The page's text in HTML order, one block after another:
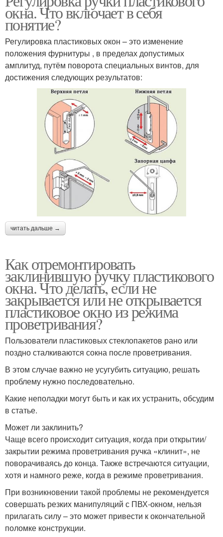
окна. Что включает в себя
понятие?
Регулировка пластиковых окон – это изменение
положения фурнитуры , в пределах допустимых
амплитуд, путём поворота специальных винтов, для
достижения следующих результатов:
читать дальше →
Как отремонтировать
заклинившую ручку пластикового
окна. Что делать, если не
закрывается или не открывается
пластиковое окно из режима
проветривания?
Пользователи пластиковых стеклопакетов рано или
поздно сталкиваются сокна после проветривания.
В этом случае важно не усугубить ситуацию, решать
проблему нужно последовательно.
Какие неполадки могут быть и как их устранить, обсудим
в статье.
Может ли заклинить?
Чаще всего происходит ситуация, когда при открытии/
закрытии режима проветривания ручка «клинит», не
поворачиваясь до конца. Также встречаются ситуации,
хотя и намного реже, когда в режиме проветривания.
При возникновении такой проблемы не рекомендуется
совершать резких манипуляций с ПВХ-окном, нельзя
прилагать силу – это может привести к окончательной
поломке конструкции.